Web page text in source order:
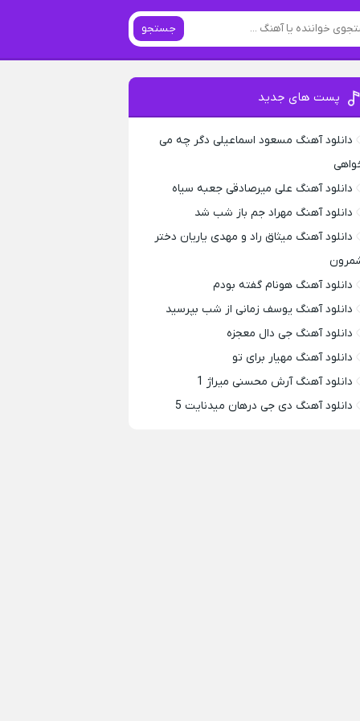
جستجو
پست های جدید
دانلود آهنگ مسعود اسماعیلی دگر چه می
دانلود آهنگ علی میرصادقی جعبه سیاه
دانلود آهنگ مهراد جم باز شب شد
دانلود آهنگ میثاق راد و مهدی یاریان دختر
دانلود آهنگ هونام گفته بودم
دانلود آهنگ یوسف زمانی از شب بپرسید
دانلود آهنگ جی دال معجزه
دانلود آهنگ مهیار برای تو
دانلود آهنگ آرش محسنی میراژ 1
دانلود آهنگ دی جی درهان میدنایت 5